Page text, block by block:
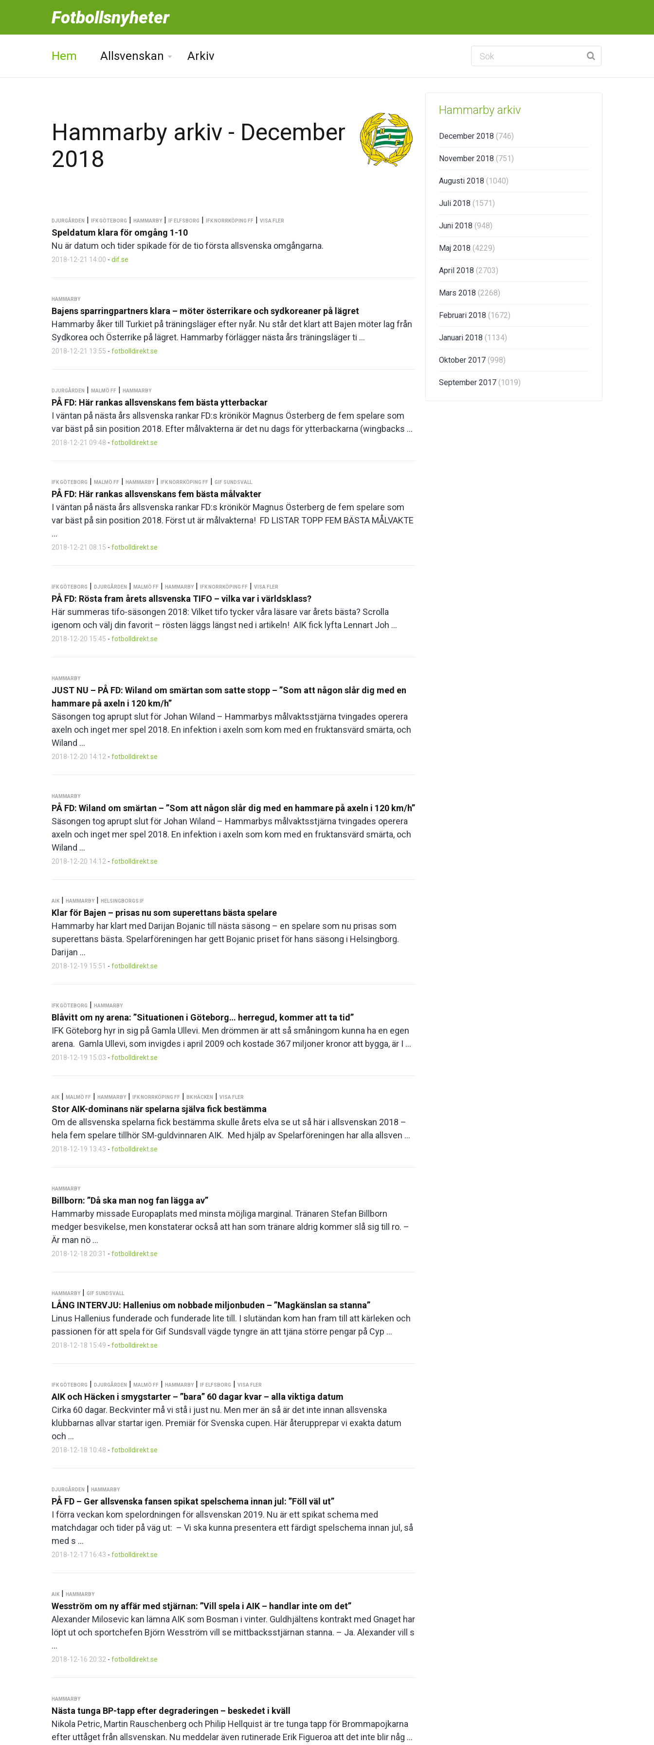
Fotbollsnyheter
Hem Allsvenskan Arkiv
Hammarby arkiv - December
2018
DJURGÅRDEN | IFK GÖTEBORG | HAMMARBY | IF ELFSBORG | IFK NORRKÖPING FF | VISA FLER
Speldatum klara för omgång 1-10
Nu är datum och tider spikade för de tio första allsvenska omgångarna.
2018-12-21 14:00 - dif.se
HAMMARBY
Bajens sparringpartners klara – möter österrikare och sydkoreaner på lägret
Hammarby åker till Turkiet på träningsläger efter nyår. Nu står det klart att Bajen möter lag från
Sydkorea och Österrike på lägret. Hammarby förlägger nästa års träningsläger ti ...
2018-12-21 13:55 - fotbolldirekt.se
DJURGÅRDEN | MALMÖ FF | HAMMARBY
PÅ FD: Här rankas allsvenskans fem bästa ytterbackar
I väntan på nästa års allsvenska rankar FD:s krönikör Magnus Österberg de fem spelare som
var bäst på sin position 2018. Efter målvakterna är det nu dags för ytterbackarna (wingbacks ...
2018-12-21 09:48 - fotbolldirekt.se
IFK GÖTEBORG | MALMÖ FF | HAMMARBY | IFK NORRKÖPING FF | GIF SUNDSVALL
PÅ FD: Här rankas allsvenskans fem bästa målvakter
I väntan på nästa års allsvenska rankar FD:s krönikör Magnus Österberg de fem spelare som
var bäst på sin position 2018. Först ut är målvakterna! FD LISTAR TOPP FEM BÄSTA MÅLVAKTE
...
2018-12-21 08:15 - fotbolldirekt.se
IFK GÖTEBORG | DJURGÅRDEN | MALMÖ FF | HAMMARBY | IFK NORRKÖPING FF | VISA FLER
PÅ FD: Rösta fram årets allsvenska TIFO – vilka var i världsklass?
Här summeras tifo-säsongen 2018: Vilket tifo tycker våra läsare var årets bästa? Scrolla
igenom och välj din favorit – rösten läggs längst ned i artikeln! AIK fick lyfta Lennart Joh ...
2018-12-20 15:45 - fotbolldirekt.se
HAMMARBY
JUST NU – PÅ FD: Wiland om smärtan som satte stopp – ”Som att någon slår dig med en
hammare på axeln i 120 km/h”
Säsongen tog aprupt slut för Johan Wiland – Hammarbys målvaktsstjärna tvingades operera
axeln och inget mer spel 2018. En infektion i axeln som kom med en fruktansvärd smärta, och
Wiland ...
2018-12-20 14:12 - fotbolldirekt.se
HAMMARBY
PÅ FD: Wiland om smärtan – ”Som att någon slår dig med en hammare på axeln i 120 km/h”
Säsongen tog aprupt slut för Johan Wiland – Hammarbys målvaktsstjärna tvingades operera
axeln och inget mer spel 2018. En infektion i axeln som kom med en fruktansvärd smärta, och
Wiland ...
2018-12-20 14:12 - fotbolldirekt.se
AIK | HAMMARBY | HELSINGBORGS IF
Klar för Bajen – prisas nu som superettans bästa spelare
Hammarby har klart med Darijan Bojanic till nästa säsong – en spelare som nu prisas som
superettans bästa. Spelarföreningen har gett Bojanic priset för hans säsong i Helsingborg.
Darijan ...
2018-12-19 15:51 - fotbolldirekt.se
IFK GÖTEBORG | HAMMARBY
Blåvitt om ny arena: ”Situationen i Göteborg… herregud, kommer att ta tid”
IFK Göteborg hyr in sig på Gamla Ullevi. Men drömmen är att så småningom kunna ha en egen
arena. Gamla Ullevi, som invigdes i april 2009 och kostade 367 miljoner kronor att bygga, är I ...
2018-12-19 15:03 - fotbolldirekt.se
AIK | MALMÖ FF | HAMMARBY | IFK NORRKÖPING FF | BK HÄCKEN | VISA FLER
Stor AIK-dominans när spelarna själva fick bestämma
Om de allsvenska spelarna fick bestämma skulle årets elva se ut så här i allsvenskan 2018 –
hela fem spelare tillhör SM-guldvinnaren AIK. Med hjälp av Spelarföreningen har alla allsven ...
2018-12-19 13:43 - fotbolldirekt.se
HAMMARBY
Billborn: ”Då ska man nog fan lägga av”
Hammarby missade Europaplats med minsta möjliga marginal. Tränaren Stefan Billborn
medger besvikelse, men konstaterar också att han som tränare aldrig kommer slå sig till ro. –
Är man nö ...
2018-12-18 20:31 - fotbolldirekt.se
HAMMARBY | GIF SUNDSVALL
LÅNG INTERVJU: Hallenius om nobbade miljonbuden – ”Magkänslan sa stanna”
Linus Hallenius funderade och funderade lite till. I slutändan kom han fram till att kärleken och
passionen för att spela för Gif Sundsvall vägde tyngre än att tjäna större pengar på Cyp ...
2018-12-18 15:49 - fotbolldirekt.se
IFK GÖTEBORG | DJURGÅRDEN | MALMÖ FF | HAMMARBY | IF ELFSBORG | VISA FLER
AIK och Häcken i smygstarter – ”bara” 60 dagar kvar – alla viktiga datum
Cirka 60 dagar. Beckvinter må vi stå i just nu. Men mer än så är det inte innan allsvenska
klubbarnas allvar startar igen. Premiär för Svenska cupen. Här återupprepar vi exakta datum
och ...
2018-12-18 10:48 - fotbolldirekt.se
DJURGÅRDEN | HAMMARBY
PÅ FD – Ger allsvenska fansen spikat spelschema innan jul: ”Föll väl ut”
I förra veckan kom spelordningen för allsvenskan 2019. Nu är ett spikat schema med
matchdagar och tider på väg ut: – Vi ska kunna presentera ett färdigt spelschema innan jul, så
med s ...
2018-12-17 16:43 - fotbolldirekt.se
AIK | HAMMARBY
Wesström om ny affär med stjärnan: ”Vill spela i AIK – handlar inte om det”
Alexander Milosevic kan lämna AIK som Bosman i vinter. Guldhjältens kontrakt med Gnaget har
löpt ut och sportchefen Björn Wesström vill se mittbacksstjärnan stanna. – Ja. Alexander vill s
...
2018-12-16 20:32 - fotbolldirekt.se
HAMMARBY
Nästa tunga BP-tapp efter degraderingen – beskedet i kväll
Nikola Petric, Martin Rauschenberg och Philip Hellquist är tre tunga tapp för Brommapojkarna
efter uttåget från allsvenskan. Nu meddelar även rutinerade Erik Figueroa att det inte blir någ ...
Hammarby arkiv
December 2018 (746)
November 2018 (751)
Augusti 2018 (1040)
Juli 2018 (1571)
Juni 2018 (948)
Maj 2018 (4229)
April 2018 (2703)
Mars 2018 (2268)
Februari 2018 (1672)
Januari 2018 (1134)
Oktober 2017 (998)
September 2017 (1019)